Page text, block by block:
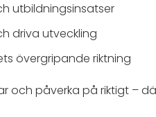
utbildningsinsatser
driva utveckling
övergripande riktning
påverka på riktigt –